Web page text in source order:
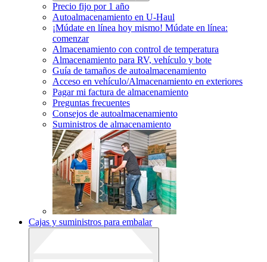
Precio fijo por 1 año
Autoalmacenamiento en U-Haul
¡Múdate en línea hoy mismo! Múdate en línea:
comenzar
Almacenamiento con control de temperatura
Almacenamiento para RV, vehículo y bote
Guía de tamaños de autoalmacenamiento
Acceso en vehículo/Almacenamiento en exteriores
Pagar mi factura de almacenamiento
Preguntas frecuentes
Consejos de autoalmacenamiento
Suministros de almacenamiento
Cajas y suministros para embalar